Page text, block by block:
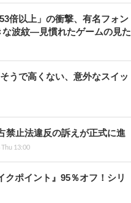
倍以上」の衝撃、有名フォン
な波紋―見慣れたゲームの見た
うで高くない、意外なスイッ
禁止法違反の訴えが正式に進
Thu 13:00
クポイント』95％オフ！シリ